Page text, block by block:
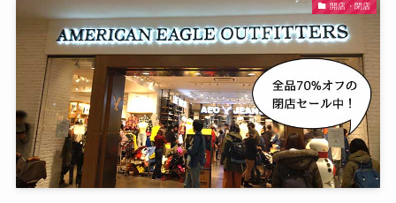
開店・閉店